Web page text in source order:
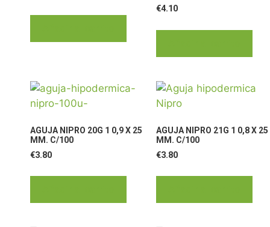
€4.10
AGUJA NIPRO 20G 1 0,9 X 25
MM. C/100
€3.80
AGUJA NIPRO 21G 1 0,8 X 25
MM. C/100
€3.80